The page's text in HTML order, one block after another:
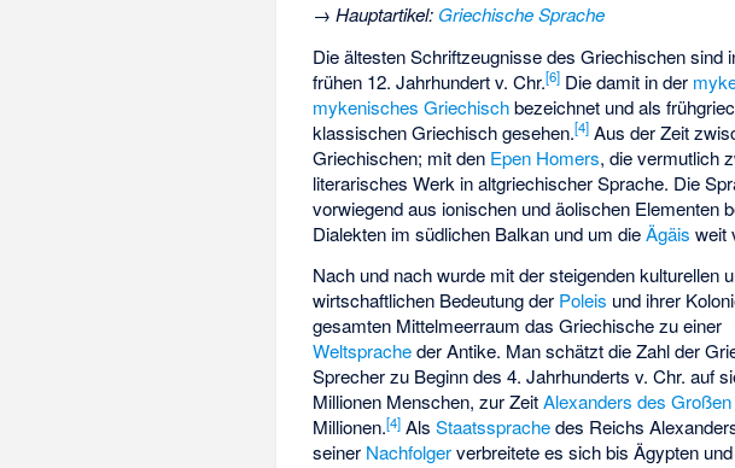
→Hauptartikel: Griechische Sprache
Die ältesten Schriftzeugnisse des Griechischen sind
frühen 12. Jahrhundert v. Chr.[6] Die damit in der
mykenisches Griechischbezeichnet und als
klassischen Griechisch gesehen.[4] Aus der Zeit
Griechischen; mit den Epen Homers, die vermutlich
literarisches Werk in altgriechischer Sprache. Die
vorwiegend aus ionischen und äolischen Elementen
Dialekten im südlichen Balkan und um dieÄgäis weit
Nach und nach wurde mit der steigenden kulturellen
wirtschaftlichen Bedeutung der Poleis und ihrer
gesamten Mittelmeerraum das Griechische zu einer
Weltspracheder Antike. Man schätzt die Zahl der
Sprecher zu Beginn des 4. Jahrhunderts v. Chr. auf
Millionen Menschen, zur ZeitAlexanders des Großen
Millionen.[4] AlsStaatssprachedes Reichs
seiner Nachfolgerverbreitete es sich bis Ägypten und